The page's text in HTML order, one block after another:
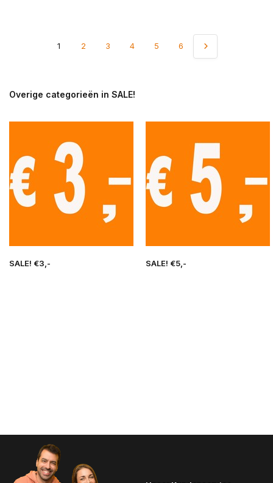
1 2 3 4 5 6
Overige categorieën in SALE!
SALE! €3,- SALE! €5,-